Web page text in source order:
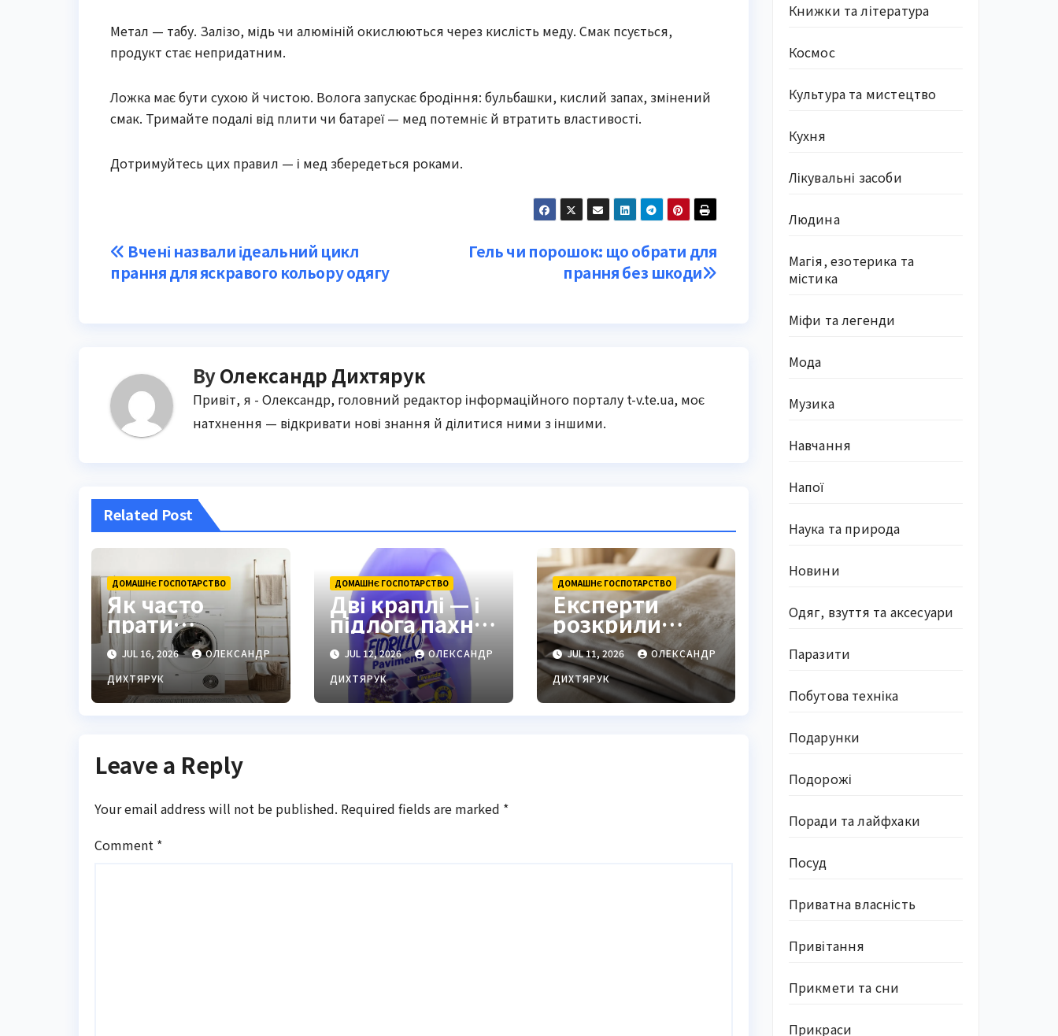
Метал — табу. Залізо, мідь чи алюміній окислюються через кислість меду. Смак псується,
продукт стає непридатним.
Ложка має бути сухою й чистою. Волога запускає бродіння: бульбашки, кислий запах, змінений
смак. Тримайте подалі від плити чи батареї — мед потемніє й втратить властивості.
Дотримуйтесь цих правил — і мед збередеться роками.
Post
navigation
Гель чи порошок: що обрати для
прання без шкоди
Вчені назвали ідеальний цикл
прання для яскравого кольору одягу
ByОлександр Дихтярук
Привіт, я - Олександр, головний редактор інформаційного порталу t-v.te.ua, моє
натхнення — відкривати нові знання й ділитися ними з іншими.
Related Post
ДОМАШНЄ ГОСПОТАРСТВО
Як часто
прати
підковдру:
спосіб, що
зберігає
свіжість
JUL 16, 2026
ОЛЕКСАНДР
ДИХТЯРУК
ДОМАШНЄ ГОСПОТАРСТВО
Дві краплі — і
підлога пахне
свіжістю
годинами
JUL 12, 2026
ОЛЕКСАНДР
ДИХТЯРУК
ДОМАШНЄ ГОСПОТАРСТВО
Експерти
розкрили
секрети
ідеального
прання
постільної
JUL 11, 2026
ОЛЕКСАНДР
ДИХТЯРУК
Leave a Reply
Your email address will not be published. Required fields are marked *
Comment *
Книжки та література
Космос
Культура та мистецтво
Кухня
Лікувальні засоби
Людина
Магія, езотерика та
містика
Міфи та легенди
Мода
Музика
Навчання
Напої
Наука та природа
Новини
Одяг, взуття та аксесуари
Паразити
Побутова техніка
Подарунки
Подорожі
Поради та лайфхаки
Посуд
Приватна власність
Привітання
Прикмети та сни
Прикраси